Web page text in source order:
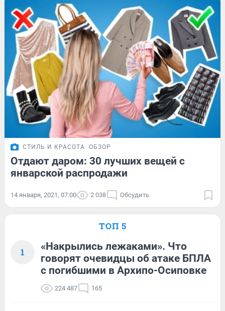
СТИЛЬ И КРАСОТА ОБЗОР
Отдают даром: 30 лучших вещей с
январской распродажи
14 января, 2021, 07:00 2 038 Обсудить
ТОП 5
1
«Накрылись лежаками». Что
говорят очевидцы об атаке БПЛА
с погибшими в Архипо-Осиповке
224 487 165